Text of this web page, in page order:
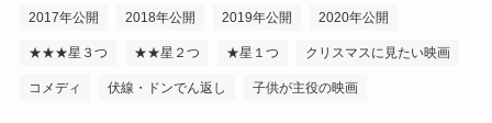
2017年公開 2018年公開 2019年公開 2020年公開
★★★星３つ ★★星２つ ★星１つ クリスマスに見たい映画
コメディ 伏線・ドンでん返し 子供が主役の映画